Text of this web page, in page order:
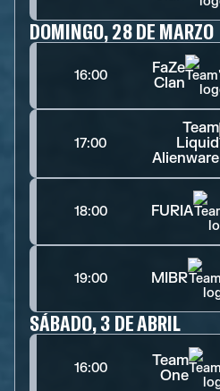
DOMINGO, 28 DE MARZO
16:00
FaZe
Clan
17:00
Team
Liquid
Alienware
18:00 FURIA
19:00 MIBR
SÁBADO, 3 DE ABRIL
16:00
Team
One